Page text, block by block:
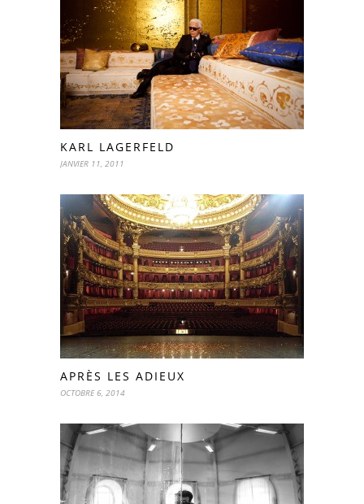
KARL LAGERFELD
JANVIER 11, 2011
APRÈS LES ADIEUX
OCTOBRE 6, 2014